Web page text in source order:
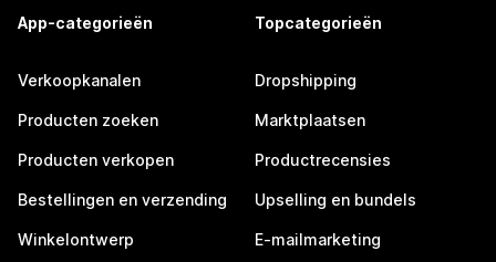
App-categorieën
Verkoopkanalen
Producten zoeken
Producten verkopen
Bestellingen en verzending
Winkelontwerp
Topcategorieën
Dropshipping
Marktplaatsen
Productrecensies
Upselling en bundels
E-mailmarketing